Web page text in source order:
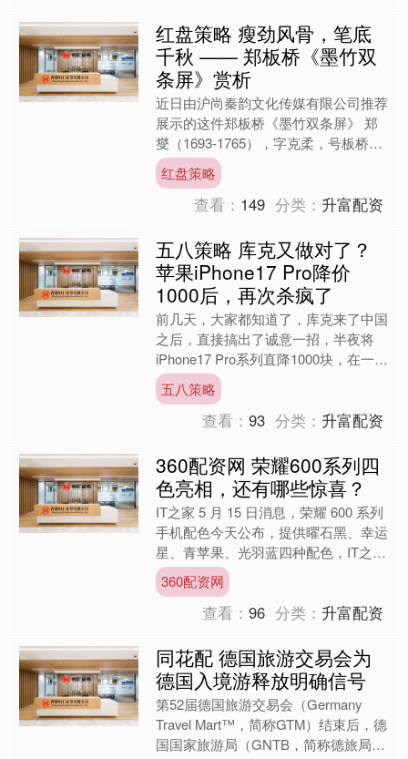
红盘策略 瘦劲风骨，笔底
千秋 —— 郑板桥《墨竹双
条屏》赏析
近日由沪尚秦韵文化传媒有限公司推荐
展示的这件郑板桥《墨竹双条屏》 郑
燮（1693-1765），字克柔，号板桥，
清代 “扬州八怪” 之魁首，以诗、书、
画 “三绝”....
红盘策略
查看： 149 分类： 升富配资
五八策略 库克又做对了？
苹果iPhone17 Pro降价
1000后，再次杀疯了
前几天，大家都知道了，库克来了中国
之后，直接搞出了诚意一招，半夜将
iPhone17 Pro系列直降1000块，在一些
电商平台还有1000块的焕新补，相当
于一下子....
五八策略
查看：93 分类： 升富配资
360配资网 荣耀600系列四
色亮相，还有哪些惊喜？
IT之家 5 月 15 日消息，荣耀 600 系列
手机配色今天公布，提供曜石黑、幸运
星、青苹果、光羽蓝四种配色，IT之家
附官图如下： 作为参考，荣耀 600
系....
360配资网
查看：96 分类： 升富配资
同花配 德国旅游交易会为
德国入境游释放明确信号
第52届德国旅游交易会（Germany
Travel Mart™，简称GTM）结束后，德
国国家旅游局（GNTB，简称德旅局）